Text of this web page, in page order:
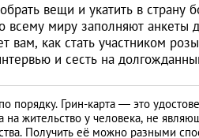
Литва
Мальта
Польша
вещи и укатить в
всему миру заполняют анкеты
вам, как стать участником
и сесть на
порядку. Грин-карта — это
на жительство у человека, не
Получить её можно разными